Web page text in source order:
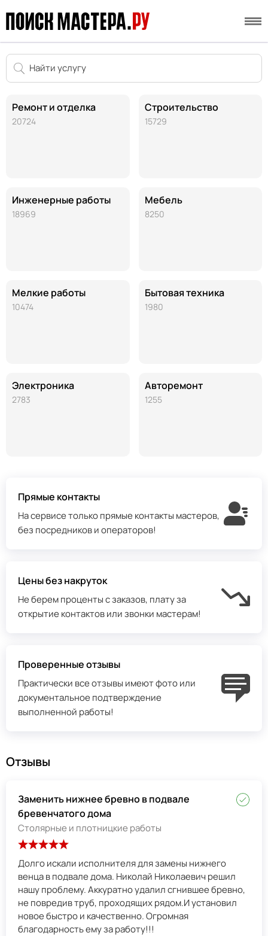
Ремонт и отделка
20724
Инженерные работы
18969
Мелкие работы
10474
Электроника
2783
Строительство
15729
Мебель
8250
Бытовая техника
1980
Авторемонт
1255
Прямые контакты
На сервисе только прямые контакты мастеров,
без посредников и операторов!
Цены без накруток
Не берем проценты с заказов, плату за
открытие контактов или звонки мастерам!
Проверенные отзывы
Практически все отзывы имеют фото или
документальное подтверждение
выполненной работы!
Отзывы
Заменить нижнее бревно в подвале
бревенчатого дома
Столярные и плотницкие работы
Долго искали исполнителя для замены нижнего
венца в подвале дома. Николай Николаевич решил
нашу проблему. Аккуратно удалил сгнившее бревно,
не повредив труб, проходящих рядом.И установил
новое быстро и качественно. Огромная
благодарность ему за работу!!!